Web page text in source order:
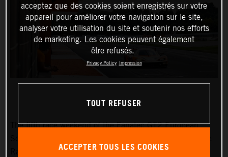
The fifth race weekend of the Fanatec GT2 European
Racing by Reiter Engineering. But thanks to strong
acceptez que des cookies soient enregistrés sur votre
appareil pour améliorer votre navigation sur le site,
analyser votre utilisation du site et soutenir nos efforts
de marketing. Les cookies peuvent également
être refusés.
Privacy Policy Impression
TOUT REFUSER
ACCEPTER TOUS LES COOKIES